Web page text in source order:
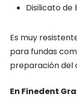
Disilicato de
Es muy
para fundas
preparación del
En Finedent